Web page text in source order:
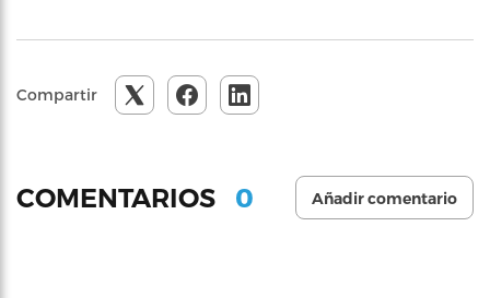
Compartir
COMENTARIOS 0 Añadir comentario